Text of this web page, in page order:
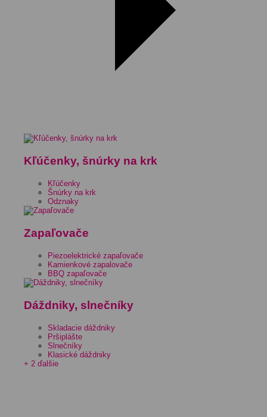
Kľúčenky, šnúrky na krk
Kľúčenky
Šnúrky na krk
Odznaky
Zapaľovače
Piezoelektrické zapaľovače
Kamienkové zapalovače
BBQ zapaľovače
Dáždniky, slnečníky
Skladacie dáždniky
Pršiplášte
Slnečníky
Klasické dáždniky
+ 2 ďalšie